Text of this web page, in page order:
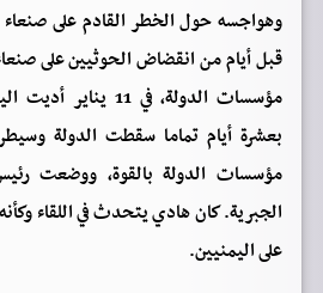
وهواجسه حول الخطر القادم على
قبل أيام من انقضاض الحوثيين على
مؤسسات الدولة، في 11
بعشرة أيام تماما سقطت الدولة
مؤسسات الدولة بالقوة، ووضعت
الجبرية. كان هادي يتحدث في اللقاء
على اليمنيين.